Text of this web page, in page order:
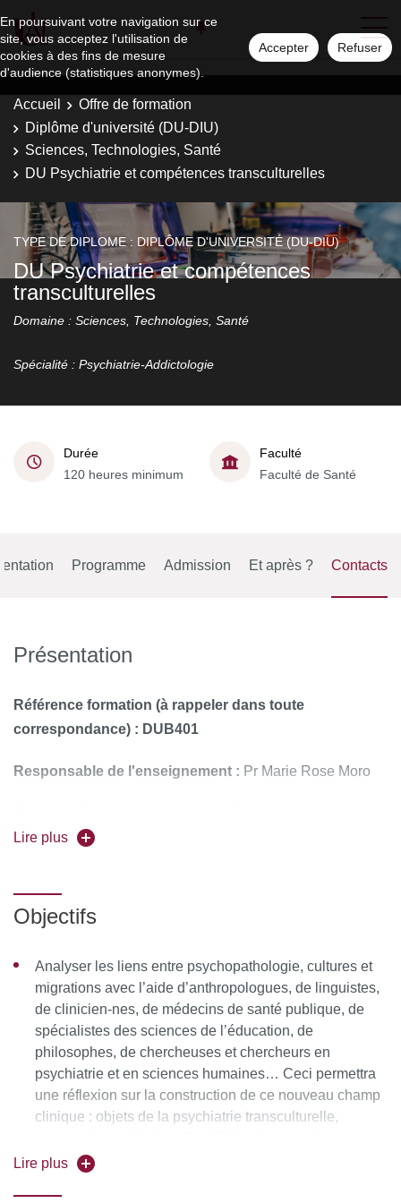
En poursuivant votre navigation sur ce
site, vous acceptez l'utilisation de
cookies à des fins de mesure
d'audience (statistiques anonymes).
Accepter Refuser
Accueil
Offre de formation
Diplôme d'université (DU-DIU)
Sciences, Technologies, Santé
DU Psychiatrie et compétences transculturelles
TYPE DE DIPLOME : DIPLÔME D'UNIVERSITÉ (DU-DIU)
DU Psychiatrie et compétences
transculturelles
Domaine : Sciences, Technologies, Santé
Spécialité : Psychiatrie-Addictologie
Durée
120 heures minimum
Faculté
Faculté de Santé
Programme Admission Et après ? Contacts
Présentation
Référence formation (à rappeler dans toute
correspondance) : DUB401
Responsable de l'enseignement : Pr Marie Rose Moro
Lire plus
Objectifs
Analyser les liens entre psychopathologie, cultures et
migrations avec l’aide d’anthropologues, de linguistes,
de clinicien-nes, de médecins de santé publique, de
spécialistes des sciences de l’éducation, de
philosophes, de chercheuses et chercheurs en
psychiatrie et en sciences humaines… Ceci permettra
une réflexion sur la construction de ce nouveau champ
clinique : objets de la psychiatrie transculturelle,
internationaux de la psychiatrie transculturelle :
Lire plus